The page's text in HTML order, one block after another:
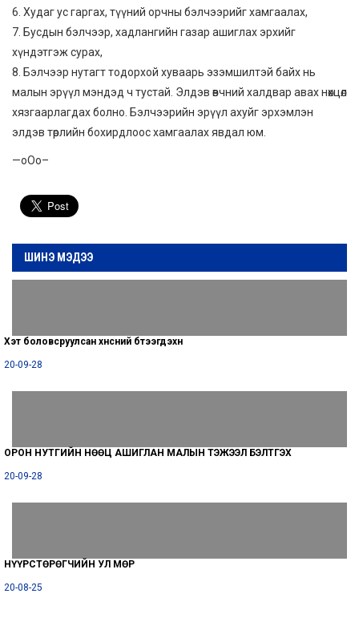
6. Худаг ус гаргах, түүний орчны бэлчээрийг хамгаалах,
7. Бусдын бэлчээр, хадлангийн газар ашиглах эрхийг
хүндэтгэж сурах,
8. Бэлчээр нутагт тодорхой хуваарь эзэмшилтэй байх нь
малын эрүүл мэндэд ч тустай. Элдэв өвчний халдвар авах нөхцөл
хязгаарлагдах болно. Бэлчээрийн эрүүл ахуйг эрхэмлэн
элдэв төрлийн бохирдлоос хамгаалах явдал юм.
—оОо–
ШИНЭ МЭДЭЭ
Хэт боловсруулсан хүнсний бүтээгдэхүүн
20-09-28
ОРОН НУТГИЙН НӨӨЦ АШИГЛАН МАЛЫН ТЭЖЭЭЛ БЭЛТГЭХ
20-09-28
НҮҮРСТӨРӨГЧИЙН УЛ МӨР
20-08-25